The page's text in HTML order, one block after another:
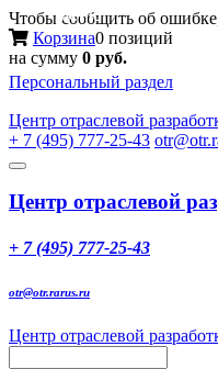
Чтобы сообщить об
Корзина0 позиций
на сумму 0 руб.
Персональный раздел
Центр отраслевой
+ 7 (495) 777-25-43
Toggle
Меню
Центр отраслевой
+ 7 (495) 777-25-43
otr@otr.rarus.ru
Центр отраслевой